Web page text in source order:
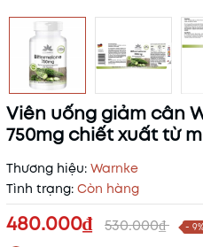
Viên uống giảm cân
750mg chiết xuất từ
Thương hiệu: Warnke
Tình trạng: Còn hàng
480.000₫ 530.000₫ -